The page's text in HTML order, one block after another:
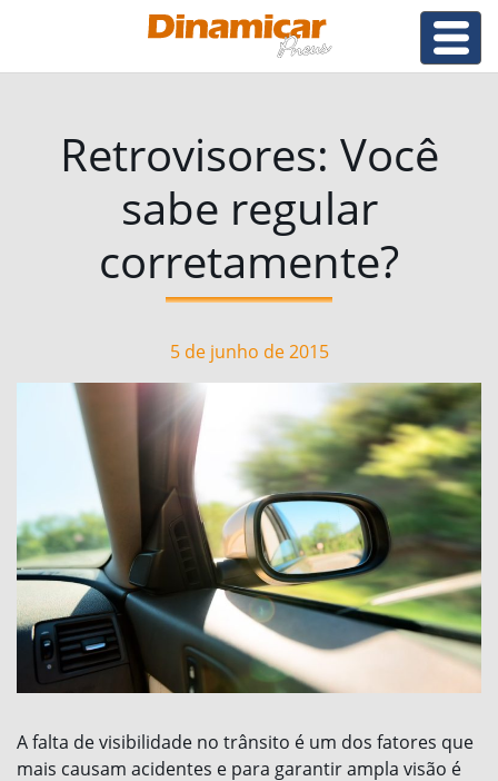
Retrovisores: Você
sabe regular
corretamente?
5 de junho de 2015
A falta de visibilidade no trânsito é um dos fatores que
mais causam acidentes e para garantir ampla visão é